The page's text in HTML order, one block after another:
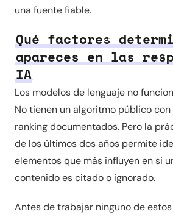
una fuente fiable.
Qué factores
apareces en las
IA
Los modelos de lenguaje no
No tienen un algoritmo público
ranking documentados. Pero la
de los últimos dos años permite
elementos que más influyen en si
contenido es citado o ignorado.
Antes de trabajar ninguno de